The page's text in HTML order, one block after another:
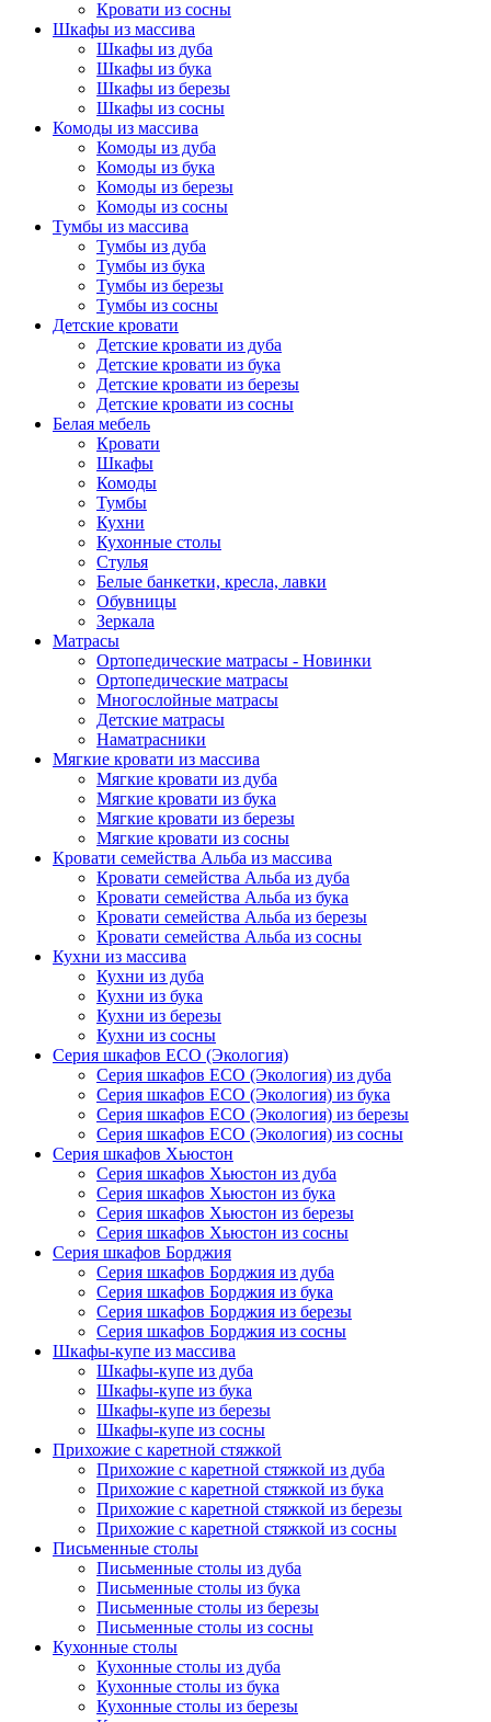
Кровати из сосны
Шкафы из массива
Шкафы из дуба
Шкафы из бука
Шкафы из березы
Шкафы из сосны
Комоды из массива
Комоды из дуба
Комоды из бука
Комоды из березы
Комоды из сосны
Тумбы из массива
Тумбы из дуба
Тумбы из бука
Тумбы из березы
Тумбы из сосны
Детские кровати
Детские кровати из дуба
Детские кровати из бука
Детские кровати из березы
Детские кровати из сосны
Белая мебель
Кровати
Шкафы
Комоды
Тумбы
Кухни
Кухонные столы
Стулья
Белые банкетки, кресла, лавки
Обувницы
Зеркала
Матрасы
Ортопедические матрасы - Новинки
Ортопедические матрасы
Многослойные матрасы
Детские матрасы
Наматрасники
Мягкие кровати из массива
Мягкие кровати из дуба
Мягкие кровати из бука
Мягкие кровати из березы
Мягкие кровати из сосны
Кровати семейства Альба из массива
Кровати семейства Альба из дуба
Кровати семейства Альба из бука
Кровати семейства Альба из березы
Кровати семейства Альба из сосны
Кухни из массива
Кухни из дуба
Кухни из бука
Кухни из березы
Кухни из сосны
Серия шкафов ECO (Экология)
Серия шкафов ECO (Экология) из дуба
Серия шкафов ECO (Экология) из бука
Серия шкафов ECO (Экология) из березы
Серия шкафов ECO (Экология) из сосны
Серия шкафов Хьюстон
Серия шкафов Хьюстон из дуба
Серия шкафов Хьюстон из бука
Серия шкафов Хьюстон из березы
Серия шкафов Хьюстон из сосны
Серия шкафов Борджия
Серия шкафов Борджия из дуба
Серия шкафов Борджия из бука
Серия шкафов Борджия из березы
Серия шкафов Борджия из сосны
Шкафы-купе из массива
Шкафы-купе из дуба
Шкафы-купе из бука
Шкафы-купе из березы
Шкафы-купе из сосны
Прихожие с каретной стяжкой
Прихожие с каретной стяжкой из дуба
Прихожие с каретной стяжкой из бука
Прихожие с каретной стяжкой из березы
Прихожие с каретной стяжкой из сосны
Письменные столы
Письменные столы из дуба
Письменные столы из бука
Письменные столы из березы
Письменные столы из сосны
Кухонные столы
Кухонные столы из дуба
Кухонные столы из бука
Кухонные столы из березы